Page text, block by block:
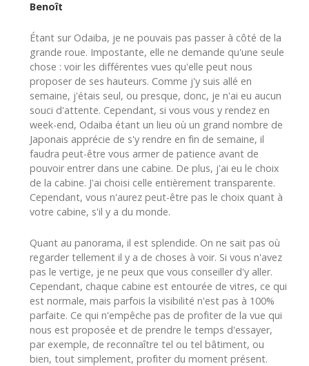
Benoît
Étant sur Odaiba, je ne pouvais pas passer à côté de la
grande roue. Impostante, elle ne demande qu'une seule
chose : voir les différentes vues qu'elle peut nous
proposer de ses hauteurs. Comme j'y suis allé en
semaine, j'étais seul, ou presque, donc, je n'ai eu aucun
souci d'attente. Cependant, si vous vous y rendez en
week-end, Odaiba étant un lieu où un grand nombre de
Japonais apprécie de s'y rendre en fin de semaine, il
faudra peut-être vous armer de patience avant de
pouvoir entrer dans une cabine. De plus, j'ai eu le choix
de la cabine. J'ai choisi celle entièrement transparente.
Cependant, vous n'aurez peut-être pas le choix quant à
votre cabine, s'il y a du monde.
Quant au panorama, il est splendide. On ne sait pas où
regarder tellement il y a de choses à voir. Si vous n'avez
pas le vertige, je ne peux que vous conseiller d'y aller.
Cependant, chaque cabine est entourée de vitres, ce qui
est normale, mais parfois la visibilité n'est pas à 100%
parfaite. Ce qui n'empêche pas de profiter de la vue qui
nous est proposée et de prendre le temps d'essayer,
par exemple, de reconnaître tel ou tel bâtiment, ou
bien, tout simplement, profiter du moment présent.